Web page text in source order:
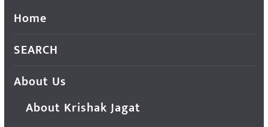
Home
SEARCH
About Us
About Krishak Jagat